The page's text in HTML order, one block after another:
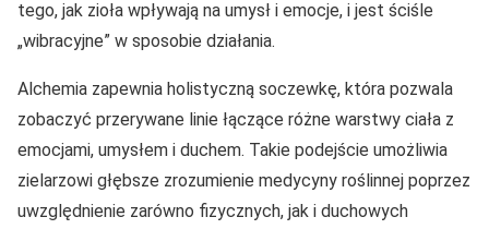
tego, jak zioła wpływają na umysł i emocje, i jest ściśle
„wibracyjne” w sposobie działania.
Alchemia zapewnia holistyczną soczewkę, która pozwala
zobaczyć przerywane linie łączące różne warstwy ciała z
emocjami, umysłem i duchem. Takie podejście umożliwia
zielarzowi głębsze zrozumienie medycyny roślinnej poprzez
uwzględnienie zarówno fizycznych, jak i duchowych